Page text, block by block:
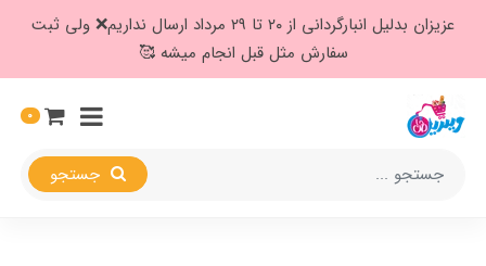
عزیزان بدلیل انبارگردانی از ۲۰ تا ۲۹ مرداد ارسال نداریم❌️ ولی ثبت
سفارش مثل قبل انجام میشه 🥰
0